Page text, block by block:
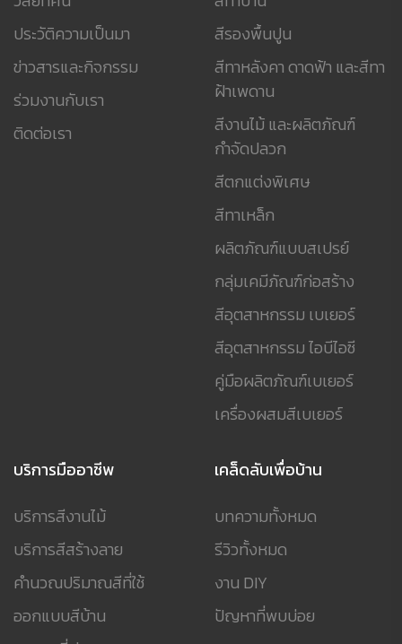
ประวัติความเป็นมา
ข่าวสารและกิจกรรม
ร่วมงานกับเรา
ติดต่อเรา
สีรองพื้นปูน
สีทาหลังคา ดาดฟ้า และสีทา
ฝ้าเพดาน
สีงานไม้ และผลิตภัณฑ์
กำจัดปลวก
สีตกแต่งพิเศษ
สีทาเหล็ก
ผลิตภัณฑ์แบบสเปรย์
กลุ่มเคมีภัณฑ์ก่อสร้าง
สีอุตสาหกรรม เบเยอร์
สีอุตสาหกรรม ไอบีไอซี
คู่มือผลิตภัณฑ์เบเยอร์
เครื่องผสมสีเบเยอร์
บริการมืออาชีพ
บริการสีงานไม้
บริการสีสร้างลาย
คำนวณปริมาณสีที่ใช้
ออกแบบสีบ้าน
เคล็ดลับเพื่อบ้าน
บทความทั้งหมด
รีวิวทั้งหมด
งาน DIY
ปัญหาที่พบบ่อย